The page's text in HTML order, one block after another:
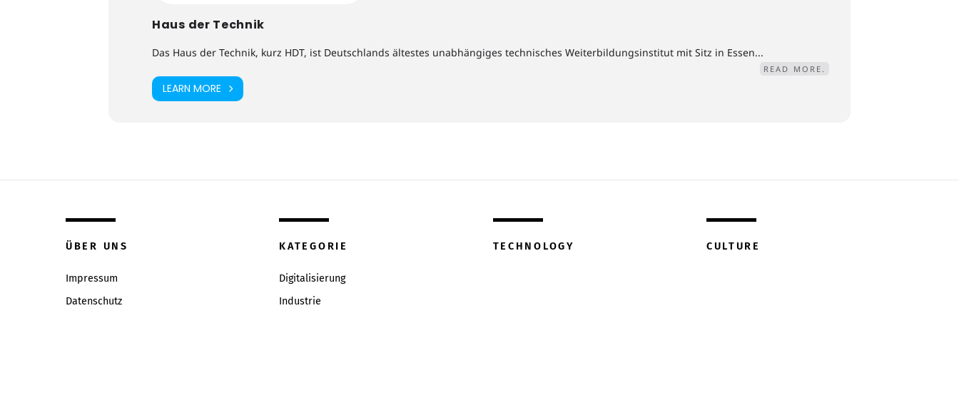
Haus der Technik
Das Haus der Technik, kurz HDT, ist Deutschlands ältestes unabhängiges technisches Weiterbildungsinstitut mit Sitz in Essen...
READ MORE.
LEARN MORE
ÜBER UNS
Impressum
Datenschutz
KATEGORIE
Digitalisierung
Industrie
TECHNOLOGY CULTURE